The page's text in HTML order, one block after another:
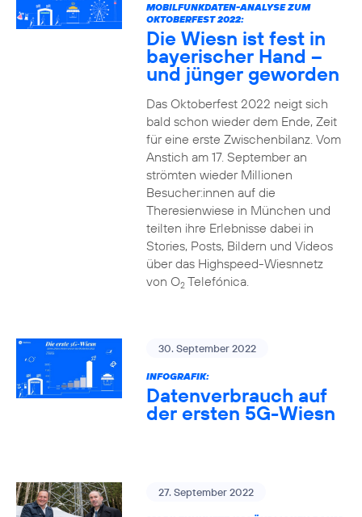
MOBILFUNKDATEN-ANALYSE ZUM
OKTOBERFEST 2022:
Die Wiesn ist fest in
bayerischer Hand –
und jünger geworden
Das Oktoberfest 2022 neigt sich
bald schon wieder dem Ende, Zeit
für eine erste Zwischenbilanz. Vom
Anstich am 17. September an
strömten wieder Millionen
Besucher:innen auf die
Theresienwiese in München und
teilten ihre Erlebnisse dabei in
Stories, Posts, Bildern und Videos
über das Highspeed-Wiesnnetz
von O2Telefónica.
30. September 2022
INFOGRAFIK:
Datenverbrauch auf
der ersten 5G-Wiesn
27. September 2022